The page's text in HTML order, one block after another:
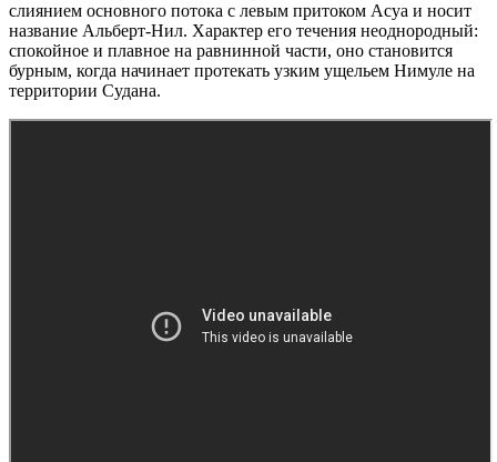
слиянием основного потока с левым притоком Асуа и носит
название Альберт-Нил. Характер его течения неоднородный:
спокойное и плавное на равнинной части, оно становится
бурным, когда начинает протекать узким ущельем Нимуле на
территории Судана.